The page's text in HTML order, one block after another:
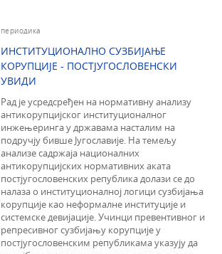
периодика
ИНСТИТУЦИОНАЛНО СУЗБИЈАЊЕ
КОРУПЦИЈЕ - ПОСТЈУГОСЛОВЕНСКИ
УВИДИ
Рад је усредсређен на нормативну анализу
антикорупцијског институционалног
инжењеринга у државама насталим на
подручју бивше Југославије. На темељу
анализе садржаја националних
антикорупцијских нормативних аката
постјугословенских република долази се до
налаза о институционалној логици сузбијања
корупције као неформалне институције и
системске девијације. Учинци превентивног и
репресивног сузбијању корупције у
постјугословенским републикама указују да